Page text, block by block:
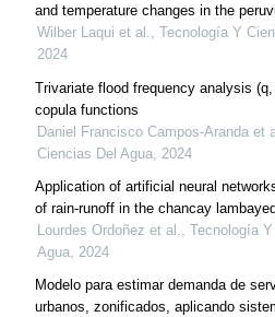
and temperature changes in the
Wilber Laqui et al., Tecnología Y
2024
Trivariate flood frequency analysis
copula functions
Daniel Francisco Campos-Aranda et
Ciencias Del Agua, 2024
Application of artificial neural
of rain-runoff in the chancay
Lourdes Ordoñez et al., Tecnología
Agua, 2024
Modelo para estimar demanda de
urbanos, zonificados, aplicando